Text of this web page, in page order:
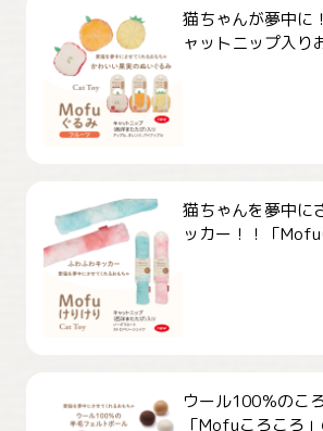
猫ちゃんが夢中に
ャットニップ入り
猫ちゃんを夢中に
ッカー！！「
ウール100％のこ
「Mofuころころ